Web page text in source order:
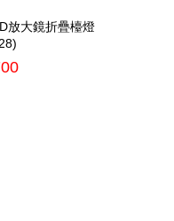
放大鏡折疊檯燈